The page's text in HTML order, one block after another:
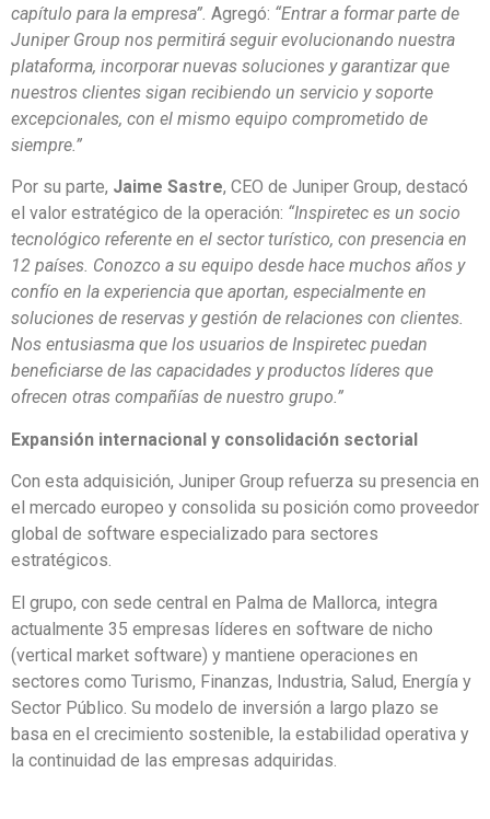
capítulo para la empresa”. Agregó: “Entrar a formar parte de
Juniper Group nos permitirá seguir evolucionando nuestra
plataforma, incorporar nuevas soluciones y garantizar que
nuestros clientes sigan recibiendo un servicio y soporte
excepcionales, con el mismo equipo comprometido de
siempre.”
Por su parte, Jaime Sastre, CEO de Juniper Group, destacó
el valor estratégico de la operación: “Inspiretec es un socio
tecnológico referente en el sector turístico, con presencia en
12 países. Conozco a su equipo desde hace muchos años y
confío en la experiencia que aportan, especialmente en
soluciones de reservas y gestión de relaciones con clientes.
Nos entusiasma que los usuarios de Inspiretec puedan
beneficiarse de las capacidades y productos líderes que
ofrecen otras compañías de nuestro grupo.”
Expansión internacional y consolidación sectorial
Con esta adquisición, Juniper Group refuerza su presencia en
el mercado europeo y consolida su posición como proveedor
global de software especializado para sectores
estratégicos.
El grupo, con sede central en Palma de Mallorca, integra
actualmente 35 empresas líderes en software de nicho
(vertical market software) y mantiene operaciones en
sectores como Turismo, Finanzas, Industria, Salud, Energía y
Sector Público. Su modelo de inversión a largo plazo se
basa en el crecimiento sostenible, la estabilidad operativa y
la continuidad de las empresas adquiridas.